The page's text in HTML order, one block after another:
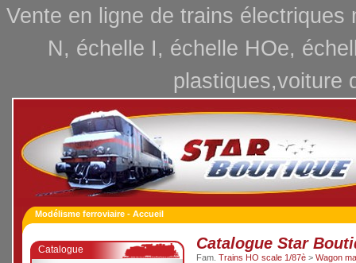
Vente en ligne de trains
N, échelle I, échelle HOe,
plastiques,voiture
Modélisme ferroviaire - Accueil
Catalogue Catalogue Star
Fam. Trains HO scale 1/87è > Wagon